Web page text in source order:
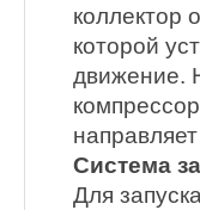
коллектор
которой
движение.
Система
Для